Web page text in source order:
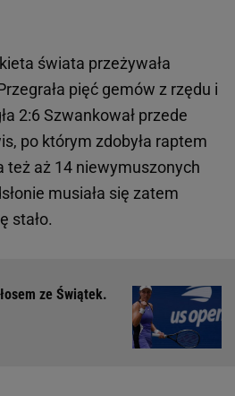
świata przeżywała
pięć gemów z rzędu i
2:6 Szwankował przede
po którym zdobyła raptem
też aż 14 niewymuszonych
musiała się zatem
stało.
ze Świątek.